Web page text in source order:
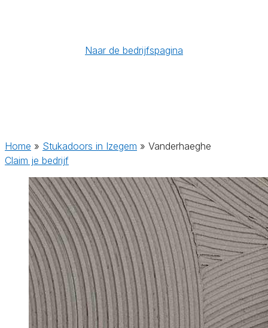
Naar de bedrijfspagina
Home » Stukadoors in Izegem » Vanderhaeghe
Claim je bedrijf